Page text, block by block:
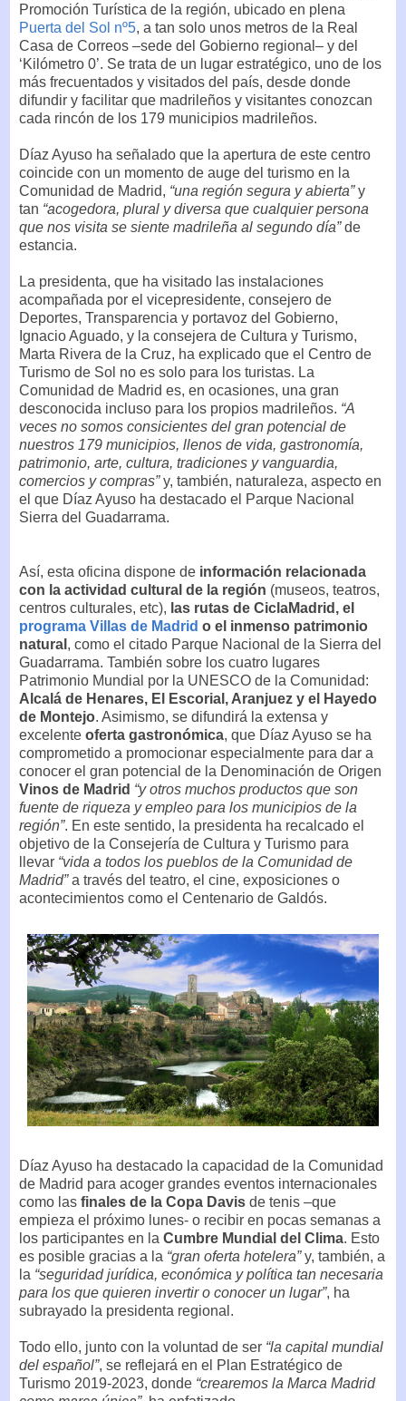
Promoción Turística de la región, ubicado en plena
Puerta del Sol nº5, a tan solo unos metros de la Real
Casa de Correos –sede del Gobierno regional– y del
‘Kilómetro 0’. Se trata de un lugar estratégico, uno de los
más frecuentados y visitados del país, desde donde
difundir y facilitar que madrileños y visitantes conozcan
cada rincón de los 179 municipios madrileños.
Díaz Ayuso ha señalado que la apertura de este centro
coincide con un momento de auge del turismo en la
Comunidad de Madrid, “una región segura y abierta”y
tan “acogedora, plural y diversa que cualquier persona
que nos visita se siente madrileña al segundo día”de
estancia.
La presidenta, que ha visitado las instalaciones
acompañada por el vicepresidente, consejero de
Deportes, Transparencia y portavoz del Gobierno,
Ignacio Aguado, y la consejera de Cultura y Turismo,
Marta Rivera de la Cruz, ha explicado que el Centro de
Turismo de Sol no es solo para los turistas. La
Comunidad de Madrid es, en ocasiones, una gran
desconocida incluso para los propios madrileños. “A
veces no somos consicientes del gran potencial de
nuestros 179 municipios, llenos de vida, gastronomía,
patrimonio, arte, cultura, tradiciones y vanguardia,
comercios y compras”y, también, naturaleza, aspecto en
el que Díaz Ayuso ha destacado el Parque Nacional
Sierra del Guadarrama.
Así, esta oficina dispone de información relacionada
con la actividad cultural de la región (museos, teatros,
centros culturales, etc), las rutas de CiclaMadrid, el
programa Villas de Madrid o el inmenso patrimonio
natural , como el citado Parque Nacional de la Sierra del
Guadarrama. También sobre los cuatro lugares
Patrimonio Mundial por la UNESCO de la Comunidad:
Alcalá de Henares, El Escorial, Aranjuez y el Hayedo
de Montejo. Asimismo, se difundirá la extensa y
excelente oferta gastronómica, que Díaz Ayuso se ha
comprometido a promocionar especialmente para dar a
conocer el gran potencial de la Denominación de Origen
Vinos de Madrid “y otros muchos productos que son
fuente de riqueza y empleo para los municipios de la
región”. En este sentido, la presidenta ha recalcado el
objetivo de la Consejería de Cultura y Turismo para
llevar “vida a todos los pueblos de la Comunidad de
Madrid”a través del teatro, el cine, exposiciones o
acontecimientos como el Centenario de Galdós.
Díaz Ayuso ha destacado la capacidad de la Comunidad
de Madrid para acoger grandes eventos internacionales
como las finales de la Copa Davis de tenis –que
empieza el próximo lunes- o recibir en pocas semanas a
los participantes en la Cumbre Mundial del Clima. Esto
es posible gracias a la “gran oferta hotelera”y, también, a
la “seguridad jurídica, económica y política tan necesaria
para los que quieren invertir o conocer un lugar”, ha
subrayado la presidenta regional.
Todo ello, junto con la voluntad de ser “la capital mundial
del español”, se reflejará en el Plan Estratégico de
Turismo 2019-2023, donde “crearemos la Marca Madrid